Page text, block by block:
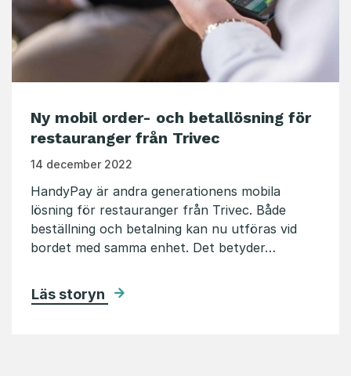
Ny mobil order- och betallösning för
restauranger från Trivec
14 december 2022
HandyPay är andra generationens mobila
lösning för restauranger från Trivec. Både
beställning och betalning kan nu utföras vid
bordet med samma enhet. Det betyder…
Läs storyn